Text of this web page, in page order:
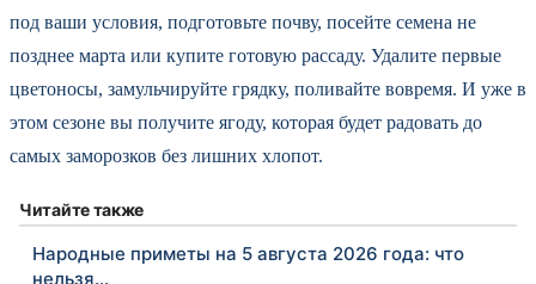
под ваши условия, подготовьте почву, посейте семена не
позднее марта или купите готовую рассаду. Удалите первые
цветоносы, замульчируйте грядку, поливайте вовремя. И уже в
этом сезоне вы получите ягоду, которая будет радовать до
самых заморозков без лишних хлопот.
Читайте также
Народные приметы на 5 августа 2026 года: что
нельзя…